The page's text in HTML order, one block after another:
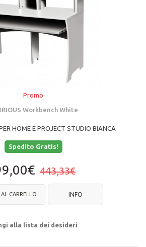
Promo
Workbench White
HOME E PROJECT STUDIO BIANCA
Spedito Gratis!
443,33€
CARRELLO INFO
alla lista dei desideri